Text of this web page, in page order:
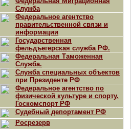
Служба
Федеральное агентство
правительственной связи и
информации
Государственная
фельдъегерская служба РФ.
Федеральная Таможенная
Служба.
Служба специальных объектов
при Президенте РФ
Федеральное агентство по
физической культуре и спорту.
Госкомспорт РФ
Судебный депортамент РФ
Росрезерв